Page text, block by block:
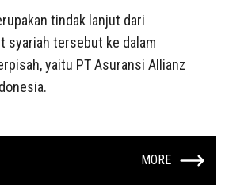
tindak lanjut dari
syariah tersebut ke dalam
yaitu PT Asuransi Allianz
MORE